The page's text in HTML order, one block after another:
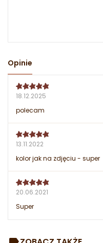
Opinie
18.12.2025
polecam
13.11.2022
kolor jak na zdjęciu - super
20.06.2021
Super